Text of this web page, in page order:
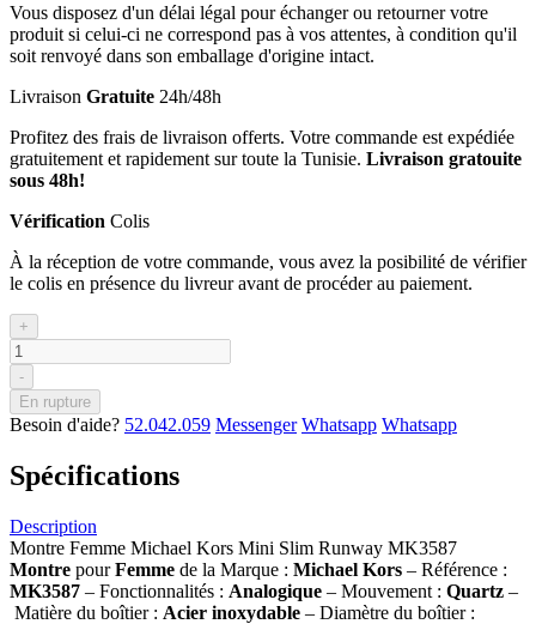
Vous disposez d'un délai légal pour échanger ou retourner votre
produit si celui-ci ne correspond pas à vos attentes, à condition qu'il
soit renvoyé dans son emballage d'origine intact.
Livraison Gratuite 24h/48h
Profitez des frais de livraison offerts. Votre commande est expédiée
gratuitement et rapidement sur toute la Tunisie. Livraison gratouite
sous 48h!
Vérification Colis
À la réception de votre commande, vous avez la posibilité de vérifier
le colis en présence du livreur avant de procéder au paiement.
+
-
En rupture
Besoin d'aide? 52.042.059 Messenger Whatsapp Whatsapp
Spécifications
Description
Montre Femme Michael Kors Mini Slim Runway MK3587
Montre pourFemme de la Marque : Michael Kors – Référence :
MK3587 – Fonctionnalités : Analogique – Mouvement : Quartz –
Matière du boîtier : Acier inoxydable – Diamètre du boîtier :